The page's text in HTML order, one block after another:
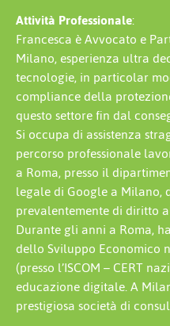
Attività Professionale:
Francesca è Avvocato e
Milano, esperienza ultra
tecnologie, in particolar
compliance della
questo settore fin dal
Si occupa di assistenza
percorso professionale
a Roma, presso il
legale di Google a Milano,
prevalentemente di diritto
Durante gli anni a Roma,
dello Sviluppo Economico
(presso l’ISCOM – CERT
educazione digitale. A
prestigiosa società di